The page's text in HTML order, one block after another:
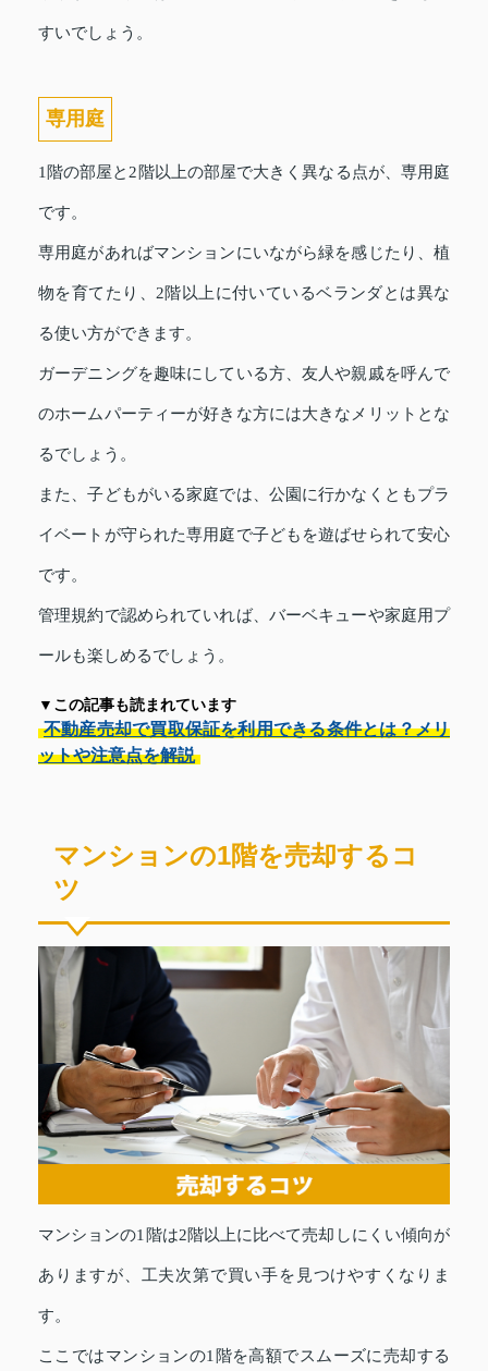
すいでしょう。
専用庭
1階の部屋と2階以上の部屋で大きく異なる点が、専用庭
です。
専用庭があればマンションにいながら緑を感じたり、植
物を育てたり、2階以上に付いているベランダとは異な
る使い方ができます。
ガーデニングを趣味にしている方、友人や親戚を呼んで
のホームパーティーが好きな方には大きなメリットとな
るでしょう。
また、子どもがいる家庭では、公園に行かなくともプラ
イベートが守られた専用庭で子どもを遊ばせられて安心
です。
管理規約で認められていれば、バーベキューや家庭用プ
ールも楽しめるでしょう。
▼この記事も読まれています
不動産売却で買取保証を利用できる条件とは？メリ
ットや注意点を解説
マンションの1階を売却するコ
ツ
マンションの1階は2階以上に比べて売却しにくい傾向が
ありますが、工夫次第で買い手を見つけやすくなりま
す。
ここではマンションの1階を高額でスムーズに売却する